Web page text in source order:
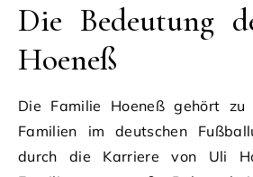
Die Bedeutung
Hoeneß
Die Familie Hoeneß gehört zu
Familien im deutschen
durch die Karriere von Uli